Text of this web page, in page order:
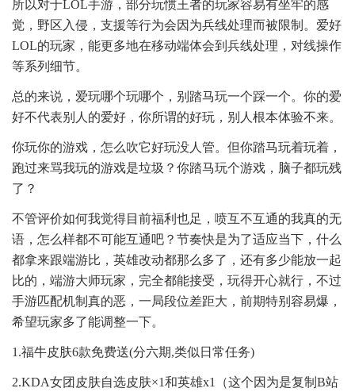
所以对于LOL手游，部分玩惯王者的玩家容易有坐牢的感
觉，野区入侵，支援等行为会因为兵线处理而被限制。爱好
LOL的玩家，能更多地在移动端体会到兵线处理，对线操作
等系列细节。
总的来说，爱玩哪个玩哪个，别踏马玩一个踩一个。你的爱
好不代表别人的爱好，你所谓的好玩，别人根本体验不来。
你玩你的游戏，怎么吹它好玩没人管。但你踏马玩着玩着，
跑过来骂我玩的游戏是垃圾？你踏马玩个游戏，脑子都玩残
了？
不管评价如何我觉得目前福利也足，喷互不互通的我真的无
语，怎么样都不可能互通吧？节奏快是为了适应当下，什么
都拿来跟端游比，英雄改动都那么多了，还有多少能放一起
比的，端游大师玩家，完全都能接受，玩得开心就行，不过
手游匹配机制真的恶，一局段位差距大，前期特别容易爆，
希望玩家多了能调整一下。
1.福牛皮肤6款免费送(分六期,类似日常任务)
2.KDA女团皮肤自选皮肤×1和英雄x1（这个因为是复制B站